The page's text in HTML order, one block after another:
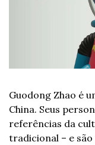
Guodong Zhao é
China. Seus
referências da
tradicional – e